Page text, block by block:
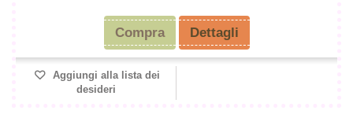
Compra Dettagli
Aggiungi alla lista dei
desideri